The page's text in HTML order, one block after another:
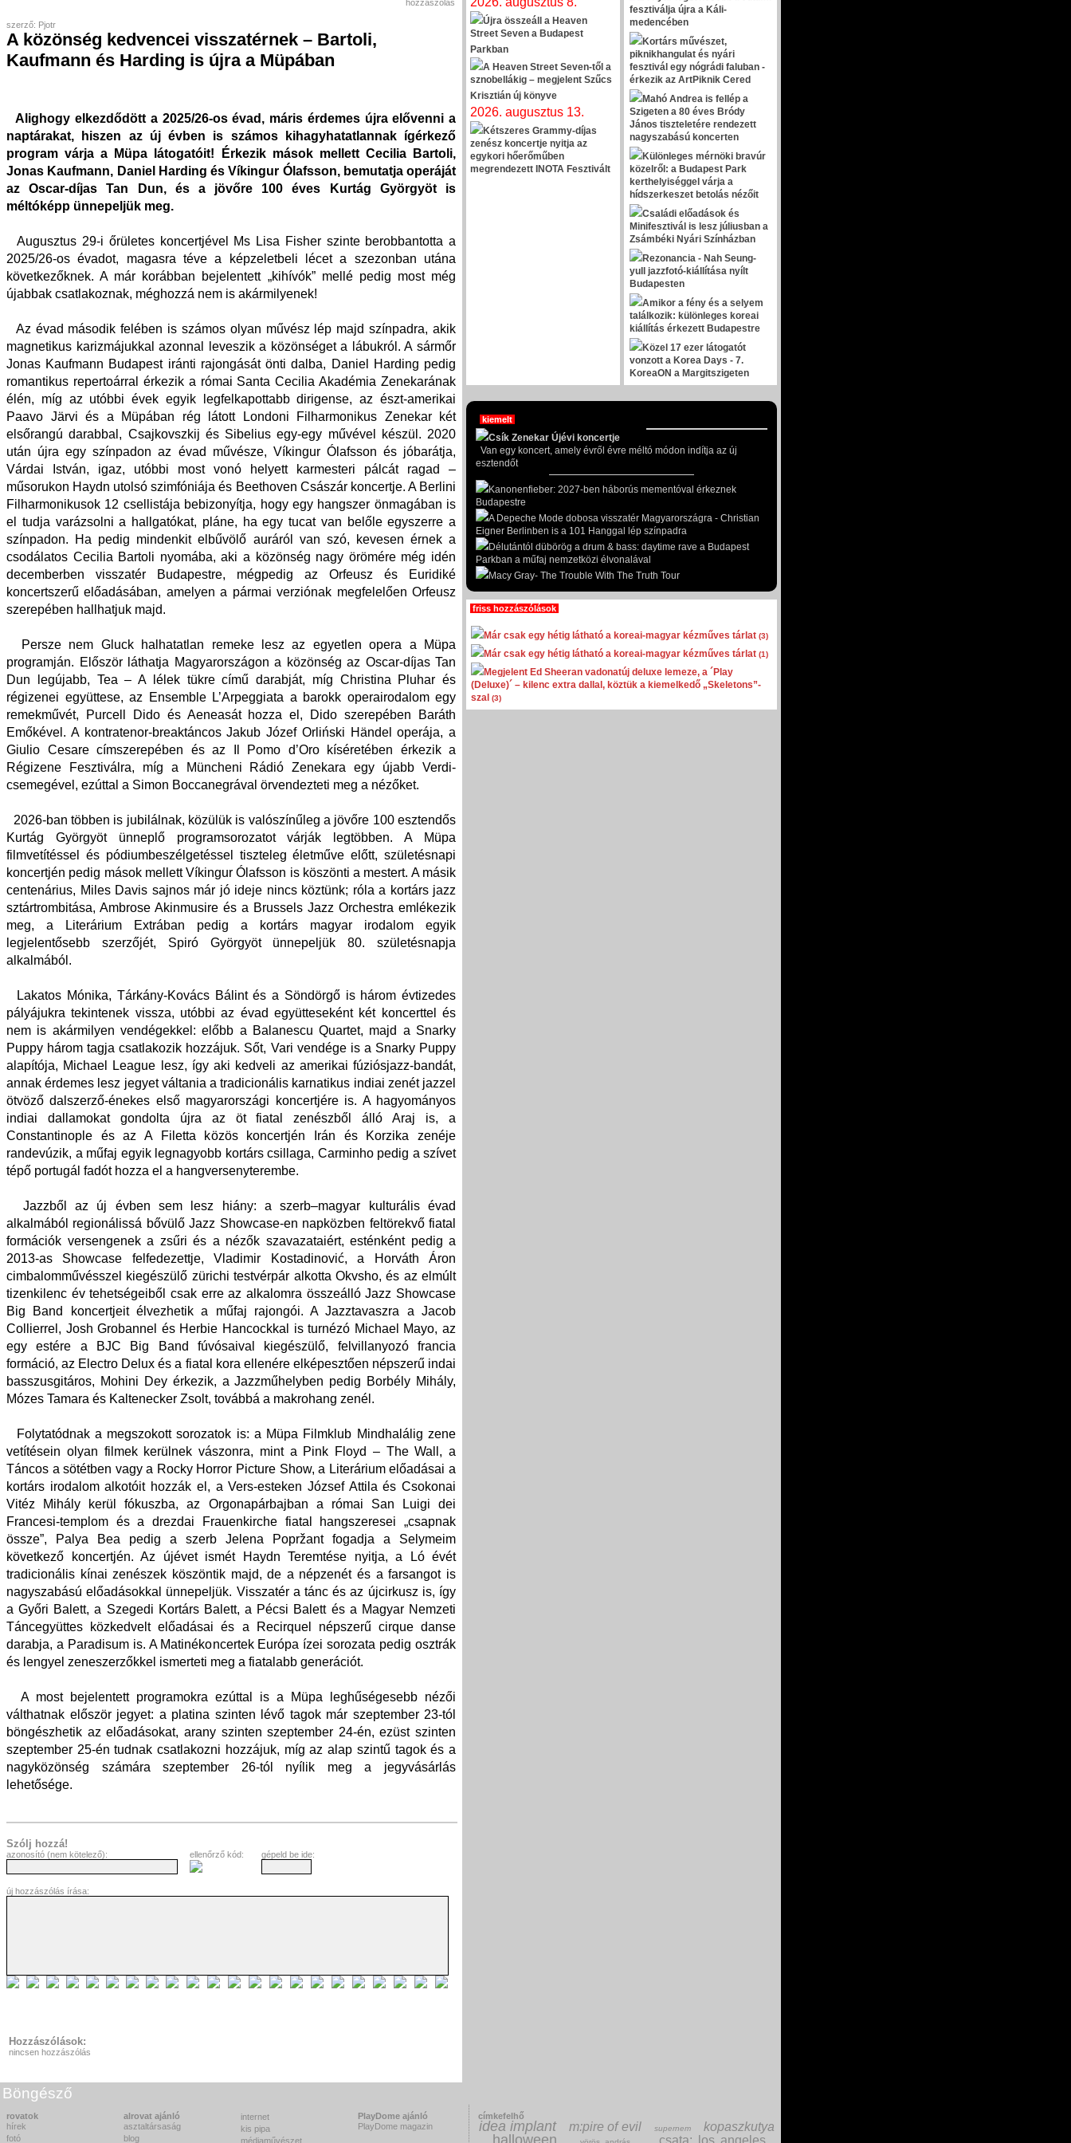
hozzászólás
szerző: Pjotr
A közönség kedvencei visszatérnek – Bartoli,
Kaufmann és Harding is újra a Müpában
Alighogy elkezdődött a 2025/26-os évad, máris érdemes újra elővenni a
naptárakat, hiszen az új évben is számos kihagyhatatlannak ígérkező
program várja a Müpa látogatóit! Érkezik mások mellett Cecilia Bartoli,
Jonas Kaufmann, Daniel Harding és Víkingur Ólafsson, bemutatja operáját
az Oscar-díjas Tan Dun, és a jövőre 100 éves Kurtág Györgyöt is
méltóképp ünnepeljük meg.
Augusztus 29-i őrületes koncertjével Ms Lisa Fisher szinte berobbantotta a
2025/26-os évadot, magasra téve a képzeletbeli lécet a szezonban utána
következőknek. A már korábban bejelentett „kihívók” mellé pedig most még
újabbak csatlakoznak, méghozzá nem is akármilyenek!
Az évad második felében is számos olyan művész lép majd színpadra, akik
magnetikus karizmájukkal azonnal leveszik a közönséget a lábukról. A sármőr
Jonas Kaufmann Budapest iránti rajongását önti dalba, Daniel Harding pedig
romantikus repertoárral érkezik a római Santa Cecilia Akadémia Zenekarának
élén, míg az utóbbi évek egyik legfelkapottabb dirigense, az észt-amerikai
Paavo Järvi és a Müpában rég látott Londoni Filharmonikus Zenekar két
elsőrangú darabbal, Csajkovszkij és Sibelius egy-egy művével készül. 2020
után újra egy színpadon az évad művésze, Víkingur Ólafsson és jóbarátja,
Várdai István, igaz, utóbbi most vonó helyett karmesteri pálcát ragad –
műsorukon Haydn utolsó szimfóniája és Beethoven Császár koncertje. A Berlini
Filharmonikusok 12 csellistája bebizonyítja, hogy egy hangszer önmagában is
el tudja varázsolni a hallgatókat, pláne, ha egy tucat van belőle egyszerre a
színpadon. Ha pedig mindenkit elbűvölő auráról van szó, kevesen érnek a
csodálatos Cecilia Bartoli nyomába, aki a közönség nagy örömére még idén
decemberben visszatér Budapestre, mégpedig az Orfeusz és Euridiké
koncertszerű előadásában, amelyen a pármai verziónak megfelelően Orfeusz
szerepében hallhatjuk majd.
Persze nem Gluck halhatatlan remeke lesz az egyetlen opera a Müpa
programján. Először láthatja Magyarországon a közönség az Oscar-díjas Tan
Dun legújabb, Tea – A lélek tükre című darabját, míg Christina Pluhar és
régizenei együttese, az Ensemble L’Arpeggiata a barokk operairodalom egy
remekművét, Purcell Dido és Aeneasát hozza el, Dido szerepében Baráth
Emőkével. A kontratenor-breaktáncos Jakub Józef Orliński Händel operája, a
Giulio Cesare címszerepében és az Il Pomo d’Oro kíséretében érkezik a
Régizene Fesztiválra, míg a Müncheni Rádió Zenekara egy újabb Verdi-
csemegével, ezúttal a Simon Boccanegrával örvendezteti meg a nézőket.
2026-ban többen is jubilálnak, közülük is valószínűleg a jövőre 100 esztendős
Kurtág Györgyöt ünneplő programsorozatot várják legtöbben. A Müpa
filmvetítéssel és pódiumbeszélgetéssel tiszteleg életműve előtt, születésnapi
koncertjén pedig mások mellett Víkingur Ólafsson is köszönti a mestert. A másik
centenárius, Miles Davis sajnos már jó ideje nincs köztünk; róla a kortárs jazz
sztártrombitása, Ambrose Akinmusire és a Brussels Jazz Orchestra emlékezik
meg, a Literárium Extrában pedig a kortárs magyar irodalom egyik
legjelentősebb szerzőjét, Spiró Györgyöt ünnepeljük 80. születésnapja
alkalmából.
Lakatos Mónika, Tárkány-Kovács Bálint és a Söndörgő is három évtizedes
pályájukra tekintenek vissza, utóbbi az évad együtteseként két koncerttel és
nem is akármilyen vendégekkel: előbb a Balanescu Quartet, majd a Snarky
Puppy három tagja csatlakozik hozzájuk. Sőt, Vari vendége is a Snarky Puppy
alapítója, Michael League lesz, így aki kedveli az amerikai fúziósjazz-bandát,
annak érdemes lesz jegyet váltania a tradicionális karnatikus indiai zenét jazzel
ötvöző dalszerző-énekes első magyarországi koncertjére is. A hagyományos
indiai dallamokat gondolta újra az öt fiatal zenészből álló Araj is, a
Constantinople és az A Filetta közös koncertjén Irán és Korzika zenéje
randevúzik, a műfaj egyik legnagyobb kortárs csillaga, Carminho pedig a szívet
tépő portugál fadót hozza el a hangversenyterembe.
Jazzből az új évben sem lesz hiány: a szerb–magyar kulturális évad
alkalmából regionálissá bővülő Jazz Showcase-en napközben feltörekvő fiatal
formációk versengenek a zsűri és a nézők szavazataiért, esténként pedig a
2013-as Showcase felfedezettje, Vladimir Kostadinović, a Horváth Áron
cimbalomművésszel kiegészülő zürichi testvérpár alkotta Okvsho, és az elmúlt
tizenkilenc év tehetségeiből csak erre az alkalomra összeálló Jazz Showcase
Big Band koncertjeit élvezhetik a műfaj rajongói. A Jazztavaszra a Jacob
Collierrel, Josh Grobannel és Herbie Hancockkal is turnézó Michael Mayo, az
egy estére a BJC Big Band fúvósaival kiegészülő, felvillanyozó francia
formáció, az Electro Delux és a fiatal kora ellenére elképesztően népszerű indai
basszusgitáros, Mohini Dey érkezik, a Jazzműhelyben pedig Borbély Mihály,
Mózes Tamara és Kaltenecker Zsolt, továbbá a makrohang zenél.
Folytatódnak a megszokott sorozatok is: a Müpa Filmklub Mindhalálig zene
vetítésein olyan filmek kerülnek vászonra, mint a Pink Floyd – The Wall, a
Táncos a sötétben vagy a Rocky Horror Picture Show, a Literárium előadásai a
kortárs irodalom alkotóit hozzák el, a Vers-esteken József Attila és Csokonai
Vitéz Mihály kerül fókuszba, az Orgonapárbajban a római San Luigi dei
Francesi-templom és a drezdai Frauenkirche fiatal hangszeresei „csapnak
össze”, Palya Bea pedig a szerb Jelena Popržant fogadja a Selymeim
következő koncertjén. Az újévet ismét Haydn Teremtése nyitja, a Ló évét
tradicionális kínai zenészek köszöntik majd, de a népzenét és a farsangot is
nagyszabású előadásokkal ünnepeljük. Visszatér a tánc és az újcirkusz is, így
a Győri Balett, a Szegedi Kortárs Balett, a Pécsi Balett és a Magyar Nemzeti
Táncegyüttes közkedvelt előadásai és a Recirquel népszerű cirque danse
darabja, a Paradisum is. A Matinékoncertek Európa ízei sorozata pedig osztrák
és lengyel zeneszerzőkkel ismerteti meg a fiatalabb generációt.
A most bejelentett programokra ezúttal is a Müpa leghűségesebb nézői
válthatnak először jegyet: a platina szinten lévő tagok már szeptember 23-tól
böngészhetik az előadásokat, arany szinten szeptember 24-én, ezüst szinten
szeptember 25-én tudnak csatlakozni hozzájuk, míg az alap szintű tagok és a
nagyközönség számára szeptember 26-tól nyílik meg a jegyvásárlás
lehetősége.
Szólj hozzá!
azonosító (nem kötelező): ellenőrző kód: gépeld be ide:
új hozzászólás írása:
Hozzászólások:
nincsen hozzászólás
Újra összeáll a Heaven
Street Seven a Budapest
Parkban
A Heaven Street Seven-től a
sznobellákig – megjelent Szűcs
Krisztián új könyve
2026. augusztus 13.
Kétszeres Grammy-díjas
zenész koncertje nyitja az
egykori hőerőműben
megrendezett INOTA Fesztivált
fesztiválja újra a Káli-
medencében
Kortárs művészet,
piknikhangulat és nyári
fesztivál egy nógrádi faluban -
érkezik az ArtPiknik Cered
Mahó Andrea is fellép a
Szigeten a 80 éves Bródy
János tiszteletére rendezett
nagyszabású koncerten
Különleges mérnöki bravúr
közelről: a Budapest Park
kerthelyiséggel várja a
hídszerkeszet betolás nézőit
Családi előadások és
Minifesztivál is lesz júliusban a
Zsámbéki Nyári Színházban
Rezonancia - Nah Seung-
yull jazzfotó-kiállítása nyílt
Budapesten
Amikor a fény és a selyem
találkozik: különleges koreai
kiállítás érkezett Budapestre
Közel 17 ezer látogatót
vonzott a Korea Days - 7.
KoreaON a Margitszigeten
kiemelt
Csík Zenekar Újévi koncertje
Van egy koncert, amely évről évre méltó módon indítja az új
esztendőt
Kanonenfieber: 2027-ben háborús mementóval érkeznek
Budapestre
A Depeche Mode dobosa visszatér Magyarországra - Christian
Eigner Berlinben is a 101 Hanggal lép színpadra
Délutántól dübörög a drum & bass: daytime rave a Budapest
Parkban a műfaj nemzetközi élvonalával
Macy Gray- The Trouble With The Truth Tour
friss hozzászólások
Már csak egy hétig látható a koreai-magyar kézműves tárlat (3)
Már csak egy hétig látható a koreai-magyar kézműves tárlat (1)
Megjelent Ed Sheeran vadonatúj deluxe lemeze, a ´Play
(Deluxe)´ – kilenc extra dallal, köztük a kiemelkedő „Skeletons”-
szal (3)
Böngésző
rovatok
hírek
fotó
alrovat ajánló
asztaltársaság
blog
internet
kis pipa
médiaművészet
PlayDome ajánló
PlayDome magazin
címkefelhő
idea implant m:pire of evil supernem kopaszkutya
halloween csata: los angeles